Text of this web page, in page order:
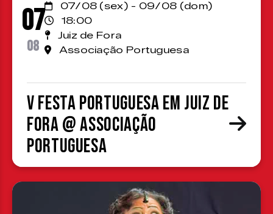
07
08
07/08 (sex) - 09/08 (dom)
18:00
Juiz de Fora
Associação Portuguesa
V Festa Portuguesa em Juiz de
Fora @ Associação
Portuguesa